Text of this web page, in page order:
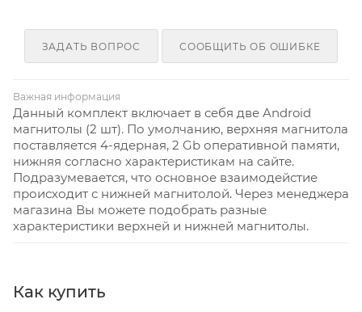
ЗАДАТЬ ВОПРОС СООБЩИТЬ ОБ ОШИБКЕ
Важная информация
Данный комплект включает в себя две Android
магнитолы (2 шт). По умолчанию, верхняя магнитола
поставляется 4-ядерная, 2 Gb оперативной памяти,
нижняя согласно характеристикам на сайте.
Подразумевается, что основное взаимодейстие
происходит с нижней магнитолой. Через менеджера
магазина Вы можете подобрать разные
характеристики верхней и нижней магнитолы.
Как купить